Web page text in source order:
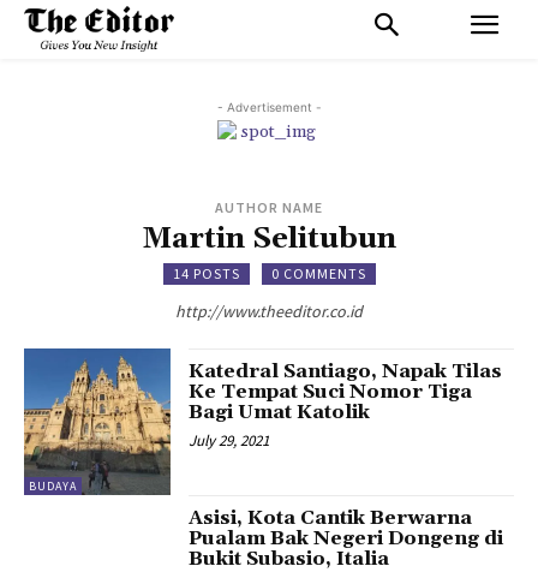
- Advertisement -
AUTHOR NAME
Martin Selitubun
14 POSTS 0 COMMENTS
http://www.theeditor.co.id
BUDAYA
Katedral Santiago, Napak Tilas
Ke Tempat Suci Nomor Tiga
Bagi Umat Katolik
July 29, 2021
Asisi, Kota Cantik Berwarna
Pualam Bak Negeri Dongeng di
Bukit Subasio, Italia